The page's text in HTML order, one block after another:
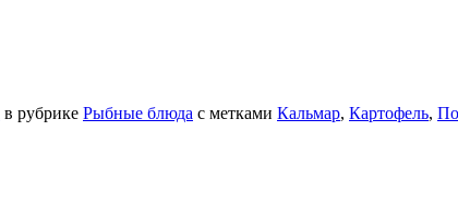
в рубрике Рыбные блюда с метками Кальмар, Картофель,